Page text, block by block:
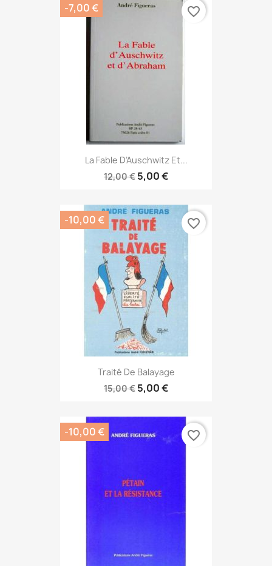
La Fable D’Auschwitz Et...
12,00 € 5,00 €
-7,00 € favorite_border
Traité De Balayage
15,00 € 5,00 €
-10,00 € favorite_border
-10,00 € favorite_border